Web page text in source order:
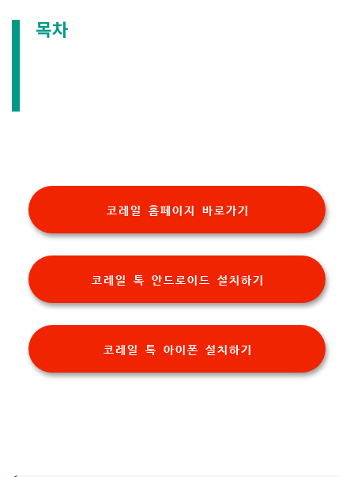
목차
코레일 홈페이지 바로가기
코레일 톡 안드로이드 설치하기
코레일 톡 아이폰 설치하기